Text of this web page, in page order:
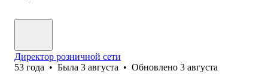
Директор розничной сети
53 года • Была 3 августа • Обновлено 3 августа